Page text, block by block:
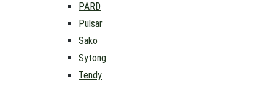
PARD
Pulsar
Sako
Sytong
Tendy